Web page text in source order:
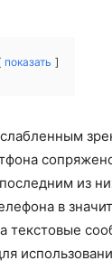
показать
из
в
текстовые